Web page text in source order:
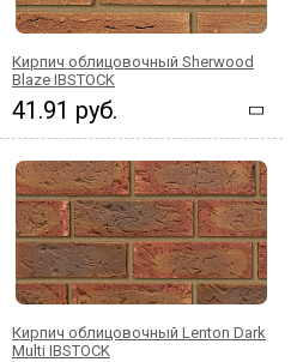
Кирпич облицовочный Sherwood
Blaze IBSTOCK
41.91 руб.
Кирпич облицовочный Lenton Dark
Multi IBSTOCK